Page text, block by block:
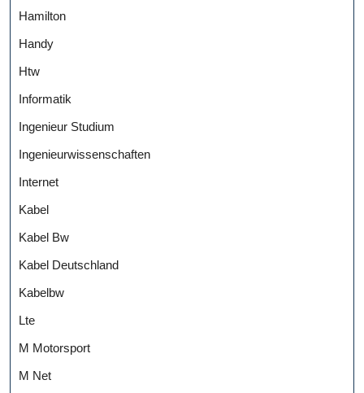
Hamilton
Handy
Htw
Informatik
Ingenieur Studium
Ingenieurwissenschaften
Internet
Kabel
Kabel Bw
Kabel Deutschland
Kabelbw
Lte
M Motorsport
M Net